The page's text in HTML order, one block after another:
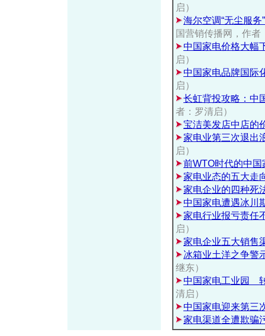
启）
海尔空调“无尘服
国营销传播网，作者
中国家电价格大幅
启）
中国家电品牌国际
启）
长虹背投攻略：中
者：罗清启）
宝洁美发店中店的
家电业第三次退出
启）
前WTO时代的中国
家电业态的五大走
家电企业的四种死
中国家电遭遇冰川
家电行业报亏责任
启）
家电企业五大销售
冰箱业土洋之争警
继东）
中国家电工业园
清启）
中国家电迎来第三
家电渠道全遭欺骗